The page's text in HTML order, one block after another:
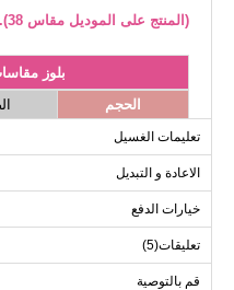
(المنتج على الموديل مقاس 38).
بلوز
الحجم
36
40
تعليمات الغسيل
الاعادة و التبديل
خيارات الدفع
تعليقات(5)
قم بالتوصية